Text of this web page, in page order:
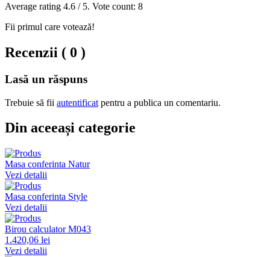
Average rating 4.6 / 5. Vote count: 8
Fii primul care votează!
Recenzii ( 0 )
Lasă un răspuns
Trebuie să fii autentificat pentru a publica un comentariu.
Din aceeași categorie
Masa conferinta Natur
Vezi detalii
Masa conferinta Style
Vezi detalii
Birou calculator M043
1.420,06 lei
Vezi detalii